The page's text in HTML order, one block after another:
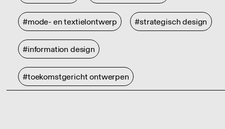
#mode- en textielontwerp #strategisch design
#information design
#toekomstgericht ontwerpen